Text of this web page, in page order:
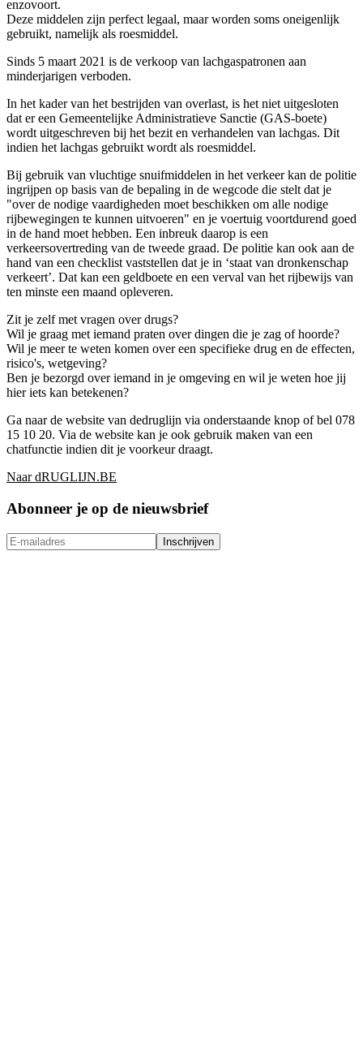
enzovoort.
Deze middelen zijn perfect legaal, maar worden soms oneigenlijk
gebruikt, namelijk als roesmiddel.
Sinds 5 maart 2021 is de verkoop van lachgaspatronen aan
minderjarigen verboden.
In het kader van het bestrijden van overlast, is het niet uitgesloten
dat er een Gemeentelijke Administratieve Sanctie (GAS-boete)
wordt uitgeschreven bij het bezit en verhandelen van lachgas. Dit
indien het lachgas gebruikt wordt als roesmiddel.
Bij gebruik van vluchtige snuifmiddelen in het verkeer kan de politie
ingrijpen op basis van de bepaling in de wegcode die stelt dat je
"over de nodige vaardigheden moet beschikken om alle nodige
rijbewegingen te kunnen uitvoeren" en je voertuig voortdurend goed
in de hand moet hebben. Een inbreuk daarop is een
verkeersovertreding van de tweede graad. De politie kan ook aan de
hand van een checklist vaststellen dat je in ‘staat van dronkenschap
verkeert’. Dat kan een geldboete en een verval van het rijbewijs van
ten minste een maand opleveren.
Zit je zelf met vragen over drugs?
Wil je graag met iemand praten over dingen die je zag of hoorde?
Wil je meer te weten komen over een specifieke drug en de effecten,
risico's, wetgeving?
Ben je bezorgd over iemand in je omgeving en wil je weten hoe jij
hier iets kan betekenen?
Ga naar de website van dedruglijn via onderstaande knop of bel 078
15 10 20. Via de website kan je ook gebruik maken van een
chatfunctie indien dit je voorkeur draagt.
Naar dRUGLIJN.BE
Abonneer je op de nieuwsbrief
Inschrijven